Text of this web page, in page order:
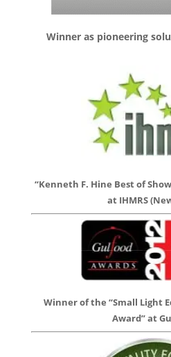
Winner as pioneering
“Kenneth F. Hine Best of
at IHMRS
Winner of the “Small Light
Award” at